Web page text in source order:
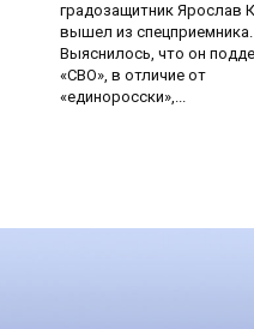
градозащитник Ярослав
вышел из спецприемника.
Выяснилось, что он
«СВО», в отличие от
«единоросски»,...